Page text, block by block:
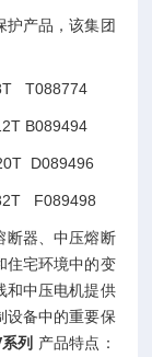
护产品，该集团
T088774
B089494
D089496
F089498
断器、中压熔断
住宅环境中的变
和中压电机提供
设备中的重要保
列 产品特点：